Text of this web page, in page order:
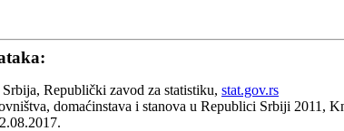
Republički zavod za statistiku, stat.gov.rs
domaćinstava i stanova u Republici Srbiji 2011,